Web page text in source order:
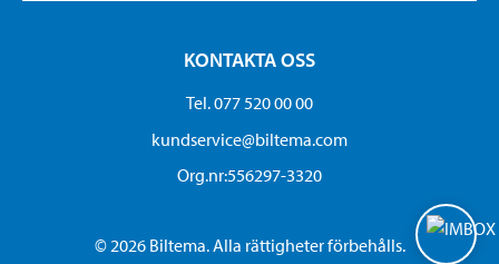
KONTAKTA OSS
Tel. 077 520 00 00
kundservice@biltema.com
Org.nr:556297-3320
© 2026 Biltema. Alla rättigheter förbehålls.